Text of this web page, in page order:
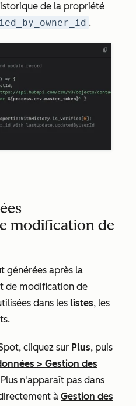
de la propriété
.
modification de
générées après la
de modification de
dans les listes, les
cliquez sur Plus, puis
> Gestion des
Plus n'apparaît pas dans
à Gestion des